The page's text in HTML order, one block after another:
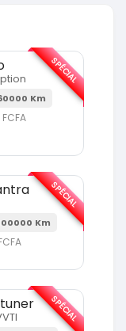
Km
FCFA
SPÉCIAL
Km
SPÉCIAL
SPÉCIAL